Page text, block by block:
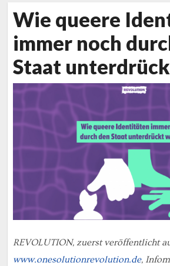
Wie queere
immer noch
Staat
REVOLUTION, zuerst veröffentlicht
www.onesolutionrevolution.de,